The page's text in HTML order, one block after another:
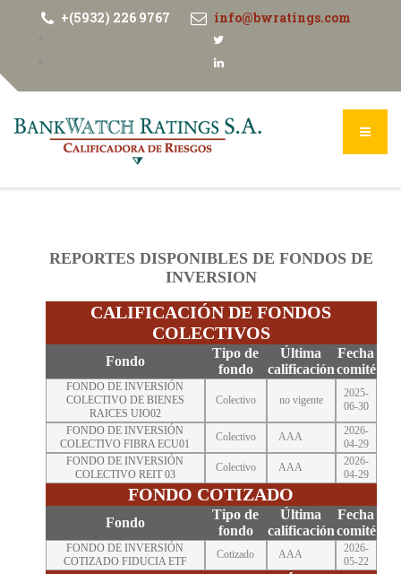
+(5932) 226 9767 info@bwratings.com